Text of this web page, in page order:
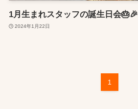
1月生まれスタッフの誕生日会🎂🎉
2024年1月22日
1